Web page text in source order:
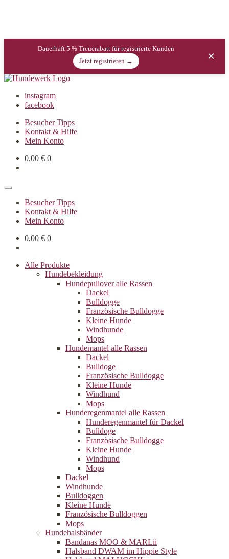
Dauerhaft 5 % Treuerabatt für registrierte Kunden
Jetzt registrieren →
×
instagram
facebook
Besucher Tipps
Kontakt & Hilfe
Mein Konto
0,00 € 0
Besucher Tipps
Kontakt & Hilfe
Mein Konto
0,00 € 0
Alle Produkte
Hundebekleidung
Hundepullover alle Rassen
Dackel
Bulldogge
Französische Bulldogge
Kleine Hunde
Windhunde
Mops
Hundemantel alle Rassen
Dackel
Bulldoge
Französische Bulldogge
Kleine Hunde
Windhund
Mops
Hunderegenman­tel alle Rassen
Hunderegenmantel für Dackel
Bulldoge
Französische Bulldogge
Kleine Hunde
Windhund
Mops
Dackel
Windhunde
Bulldoggen
Kleine Hunde
Französische Bulldoggen
Mops
Hundehalsbänder
Bandanas MOO & MARLii
Halsband DWAM im Hippie Style